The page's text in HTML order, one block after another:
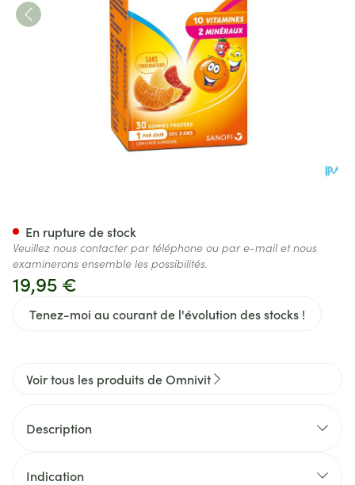
19,95 €
Tenez-moi au courant de l'évolution des stocks !
En rupture de stock
Veuillez nous contacter par téléphone ou par e-mail et nous
examinerons ensemble les possibilités.
Voir tous les produits de Omnivit
Description
Indication